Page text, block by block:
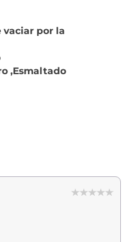
vaciar por la
,Esmaltado